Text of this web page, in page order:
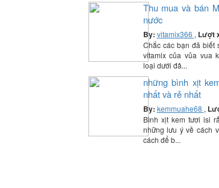
Thu mua và bán
nước
By: vitamix366 , Lượt
Chắc các bạn đã biết
vitamix của vủa vua
loại dưới đâ...
những bình xịt
nhất và rẻ nhất
By: kemmuahe68 ,
Bình xịt kem tươi isi
những lưu ý về cách
cách để b...